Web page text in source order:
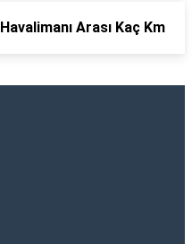
Arası Kaç Km